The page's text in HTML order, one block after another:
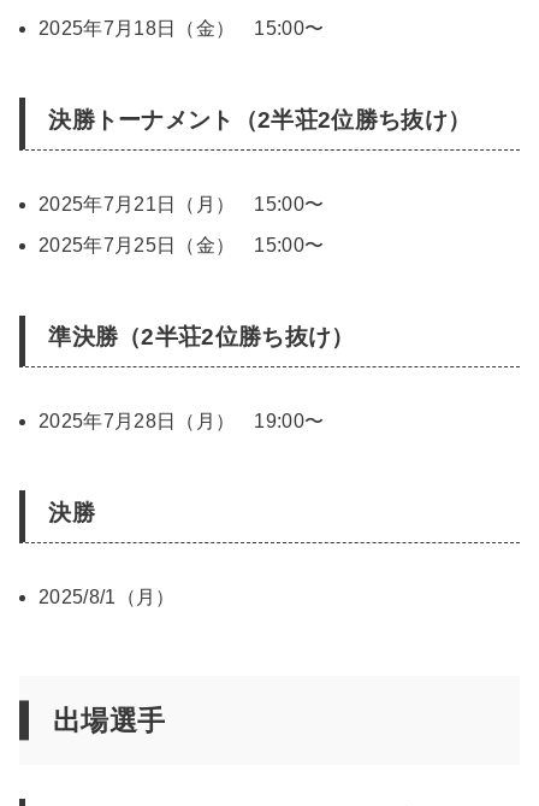
2025年7月18日（金） 15:00〜
決勝トーナメント（2半荘2位勝ち抜け）
2025年7月21日（月） 15:00〜
2025年7月25日（金） 15:00〜
準決勝（2半荘2位勝ち抜け）
2025年7月28日（月） 19:00〜
決勝
2025/8/1（月）
出場選手